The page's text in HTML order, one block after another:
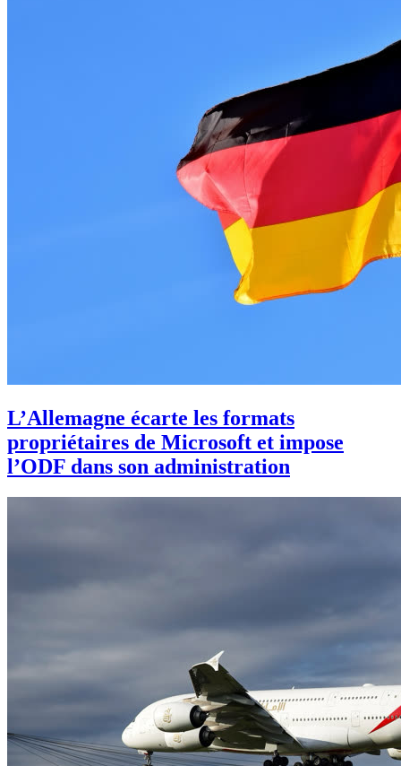
L’Allemagne écarte les formats
propriétaires de Microsoft et impose
l’ODF dans son administration